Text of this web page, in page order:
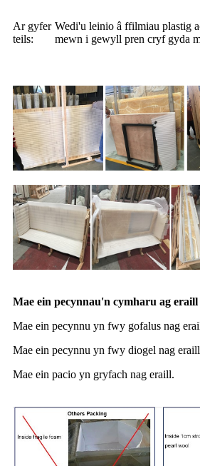
Ar gyfer
teils:
Wedi'u leinio â ffilmiau plastig
mewn i gewyll pren cryf gyda
Mae ein pecynnau'n cymharu ag eraill
Mae ein pecynnu yn fwy gofalus nag
Mae ein pecynnu yn fwy diogel nag
Mae ein pacio yn gryfach nag eraill.